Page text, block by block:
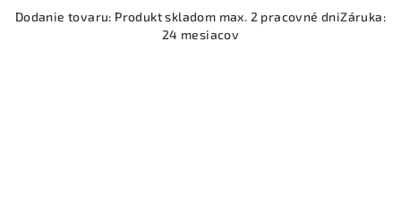
Dodanie tovaru: Produkt skladom max. 2 pracovné dniZáruka:
24 mesiacov